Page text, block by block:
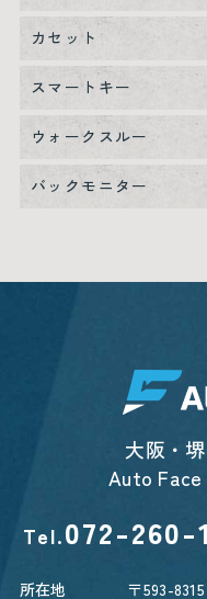
カセット
スマートキー
ウォークスルー
バックモニター
大阪・
Auto Face
Tel.072-260-
所在地 〒593-8315